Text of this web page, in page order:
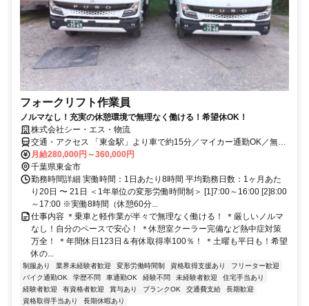
フォークリフト作業員
ノルマなし！充実の休憩環境で無理なく働ける！希望休OK！
株式会社シー・エス・物流
交通・アクセス 「東金駅」より車で約15分／マイカー通勤OK／無料
駐車場完備
月給280,000円～360,000円
千葉県東金市
勤務時間詳細 実働時間：1日あたり8時間 平均勤務日数：1ヶ月あた
り20日 〜 21日 ＜1年単位の変形労働時間制＞ [1]7:00～16:00 [2]8:00
～17:00 ※実働8時間（休憩60分...
仕事内容 ＊乗車と軽作業が半々で無理なく働ける！ ＊厳しいノルマ
なし！自分のペースで安心！ ＊休憩室クーラー完備など熱中症対策
万全！ ＊年間休日123日＆有休取得率100％！ ＊土曜も平日も！希望
休の...
制服あり 業界未経験者歓迎 変形労働時間制 資格取得支援あり
フリーター歓迎
バイク通勤OK
学歴不問 車通勤OK 経験不問 未経験者歓迎
住宅手当あり
経験者歓迎
有資格者歓迎 賞与あり ブランクOK 交通費支給
長期歓迎
資格取得手当あり
長期休暇あり